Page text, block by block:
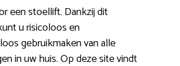
een stoellift. Dankzij dit
u risicoloos en
gebruikmaken van alle
in uw huis. Op deze site vindt